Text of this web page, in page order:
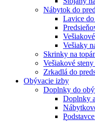
Nábytok do
Lavice do
Vešiaky
Skrinky na
Vešiakové
Zrkadlá do
Obývacie izby
Doplnky do
Doplnky